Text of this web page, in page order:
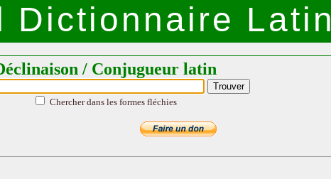
Dictionnaire Latin
/ Conjugueur latin
Chercher dans les formes fléchies